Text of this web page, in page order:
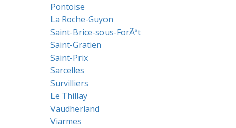
Pontoise
La Roche-Guyon
Saint-Brice-sous-ForÃªt
Saint-Gratien
Saint-Prix
Sarcelles
Survilliers
Le Thillay
Vaudherland
Viarmes